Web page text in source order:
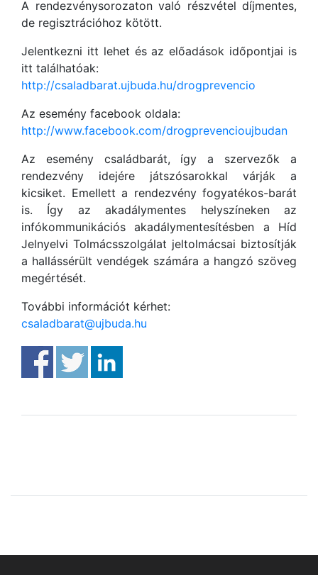
A rendezvénysorozaton való részvétel díjmentes,
de regisztrációhoz kötött.
Jelentkezni itt lehet és az előadások időpontjai is
itt találhatóak:
http://csaladbarat.ujbuda.hu/drogprevencio
Az esemény facebook oldala:
http://www.facebook.com/drogprevencioujbudan
Az esemény családbarát, így a szervezők a
rendezvény idejére játszósarokkal várják a
kicsiket. Emellett a rendezvény fogyatékos-barát
is. Így az akadálymentes helyszíneken az
infókommunikációs akadálymentesítésben a Híd
Jelnyelvi Tolmácsszolgálat jeltolmácsai biztosítják
a hallássérült vendégek számára a hangzó szöveg
megértését.
További információt kérhet:
csaladbarat@ujbuda.hu